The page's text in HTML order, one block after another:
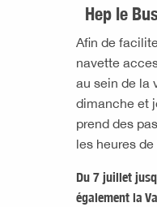
Hep le
Afin de
navette
au sein de la
dimanche et
prend des
les heures
Du 7 juillet
également la